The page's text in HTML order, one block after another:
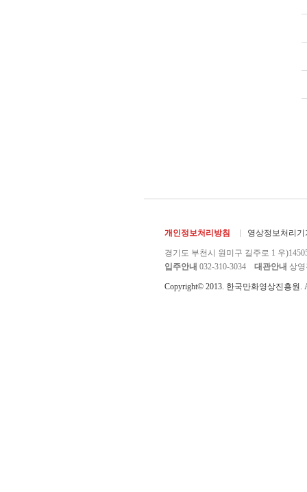
개인정보처리방침 영상정보처리기
경기도 부천시 원미구 길주로 1 우
입주안내 032-310-3034 대관안내 상영
Copyright© 2013. 한국만화영상진흥원.